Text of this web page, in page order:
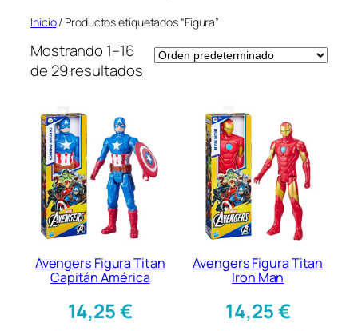
Inicio/ Productos etiquetados “Figura”
Mostrando 1–16
de 29 resultados
Avengers Figura Titan
Capitán América
14,25€
Avengers Figura Titan
Iron Man
14,25€